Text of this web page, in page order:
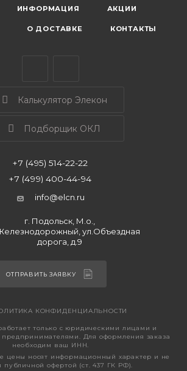
ИНФОРМАЦИЯ АКЦИИ
О ДОСТАВКЕ КОНТАКТЫ
Калькулятор Элекон
Подборщик ОКЛ
+7 (495) 514-22-22
+7 (499) 400-44-94
info@elcn.ru
г. Подольск, М.о.,
ул.Объездная
дорога, д.9
ОТПРАВИТЬ ЗАЯВКУ
КОНФИДЕНЦИАЛЬНОСТИ
только с юридическими лицами и
Для оформления заказа
необходим ваш ИНН.
цены носят информационный характер и не
публичной офертой (ст. 437 ГК РФ).